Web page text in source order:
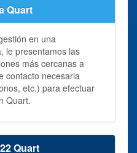
Quart
en una
le presentamos las
más cercanas a
contacto necesaria
etc.) para efectuar
Quart.
Quart